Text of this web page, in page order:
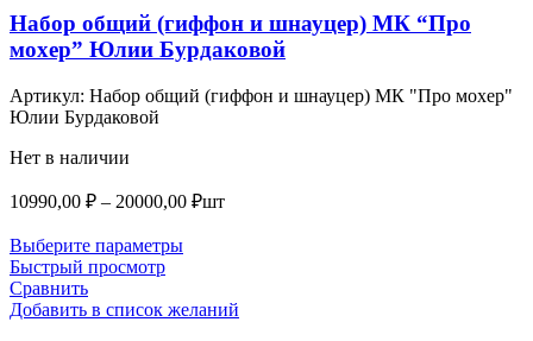
Набор общий (гиффон и шнауцер) МК “Про
мохер” Юлии Бурдаковой
Артикул: Набор общий (гиффон и шнауцер) МК "Про мохер"
Юлии Бурдаковой
Нет в наличии
10990,00 ₽ – 20000,00 ₽Диапазон
шт
Выберите параметры
Быстрый просмотр
Сравнить
Добавить в список желаний